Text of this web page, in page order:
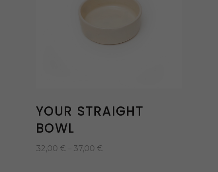
YOUR STRAIGHT
BOWL
32,00 € – 37,00 €